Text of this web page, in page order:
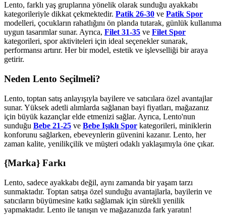
Lento, farklı yaş gruplarına yönelik olarak sunduğu ayakkabı
kategorileriyle dikkat çekmektedir. Patik 26-30 ve Patik Spor
modelleri, çocukların rahatlığını ön planda tutarak, günlük kullanıma
uygun tasarımlar sunar. Ayrıca, Filet 31-35 ve Filet Spor
kategorileri, spor aktiviteleri için ideal seçenekler sunarak,
performansı artırır. Her bir model, estetik ve işlevselliği bir araya
getirir.
Neden Lento Seçilmeli?
Lento, toptan satış anlayışıyla bayilere ve satıcılara özel avantajlar
sunar. Yüksek adetli alımlarda sağlanan bayi fiyatları, mağazanız
için büyük kazançlar elde etmenizi sağlar. Ayrıca, Lento'nun
sunduğu Bebe 21-25 ve Bebe Işıklı Spor kategorileri, miniklerin
konforunu sağlarken, ebeveynlerin güvenini kazanır. Lento, her
zaman kalite, yenilikçilik ve müşteri odaklı yaklaşımıyla öne çıkar.
{Marka} Farkı
Lento, sadece ayakkabı değil, aynı zamanda bir yaşam tarzı
sunmaktadır. Toptan satışa özel sunduğu avantajlarla, bayilerin ve
satıcıların büyümesine katkı sağlamak için sürekli yenilik
yapmaktadır. Lento ile tanışın ve mağazanızda fark yaratın!